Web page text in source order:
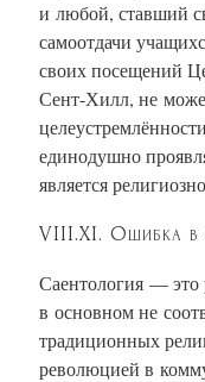
и любой, ставший
самоотдачи
своих посещений
Сент-Хилл, не
единодушно
является
VIII.XI. Ошибка в
Саентология — это
в основном не
традиционных
революцией в